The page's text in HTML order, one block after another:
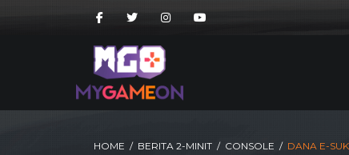
HOME / BERITA 2-MINIT / CONSOLE / DANA E-